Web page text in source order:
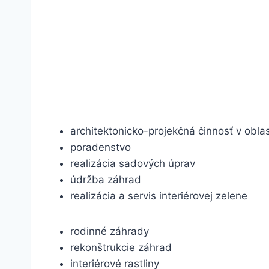
architektonicko-projekčná činnosť v
poradenstvo
realizácia sadových úprav
údržba záhrad
realizácia a servis interiérovej zelene
rodinné záhrady
rekonštrukcie záhrad
interiérové rastliny